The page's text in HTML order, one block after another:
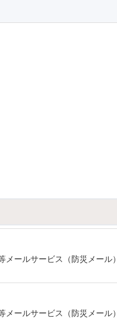
メールサービス（防災メール）
メールサービス（防災メール）